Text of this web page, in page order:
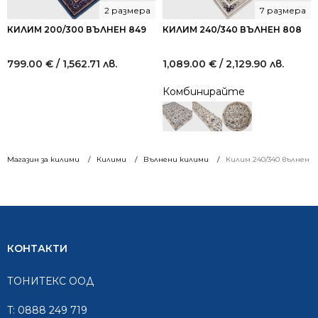
Магазин за килими Килими Вълнени килими Килим 240/340 вълнен
КИЛИМ 200/300 ВЪЛНЕН 849
2 размера
799.00 € / 1,562.71 лв.
КИЛИМ 240/340 ВЪЛНЕН 808
7 размера
1,089.00 € / 2,129.90 лв.
Комбинирайте
КОНТАКТИ
ТОНИТЕКС ООД
T: 0888 249 719